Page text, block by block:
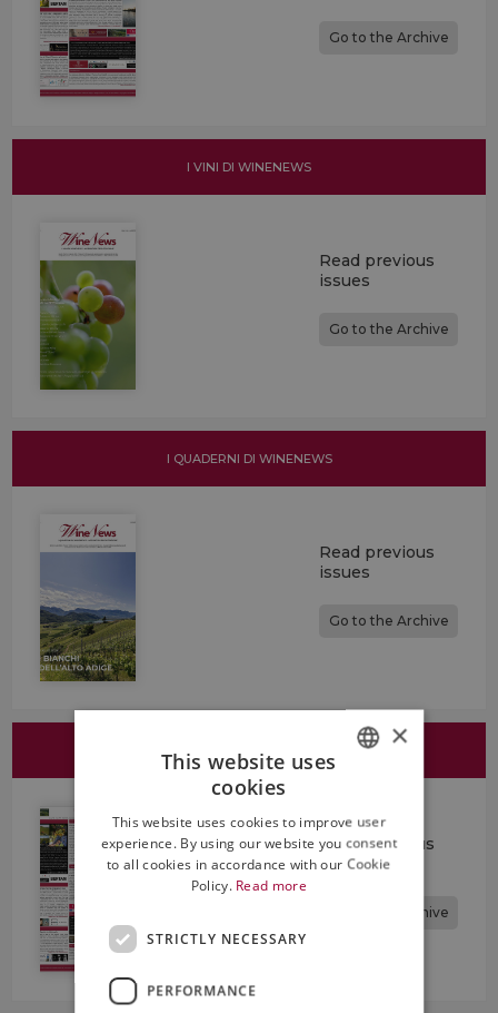
Go to the Archive
I VINI DI WINENEWS
Read previous
issues
Go to the Archive
I QUADERNI DI WINENEWS
Read previous
issues
Go to the Archive
ITALIAN WEEKLY WINENEWS
Read previous
issues
Go to the Archive
ENGLISH
×
This website uses
cookies
This website uses cookies to improve user
experience. By using our website you consent
to all cookies in accordance with our Cookie
Policy. Read more
STRICTLY NECESSARY
PERFORMANCE